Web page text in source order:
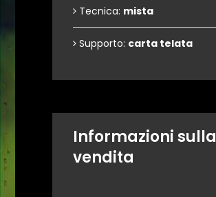
Tecnica: mista
Supporto: carta telata
Informazioni sulla
vendita